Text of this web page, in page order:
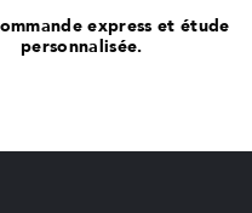
express et étude
personnalisée.